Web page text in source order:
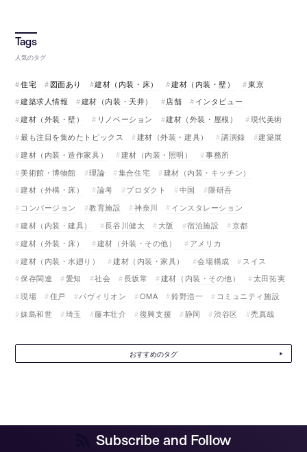
人気のタグ
住宅 図面あり 建材（内装・床） 建材（内装・壁）
東京
建築求人情報
建材（内装・天井） 店舗
インタビュー
建材（外装・壁）
リノベーション 建材（外装・屋根）
現代美術
最も注目を集めたトピックス
建材（外装・建具） 講演録
建築展
建材（内装・造作家具）
建材（内装・照明）
事務所
美術館・博物館
理論 集合住宅
建材（内装・キッチン）
建材（外構・床）
論考 プロダクト 中国
隈研吾
コンバージョン
教育施設 神奈川
インスタレーション
建材（内装・建具）
長谷川健太 大阪 宿泊施設
京都
建材（外装・床）
建材（外装・その他）
アメリカ
建材（内装・水廻り）
建材（内装・家具） 会場構成
スイス
保存関連
愛知 社会 長坂常 建材（内装・その他）
太田拓実
現場
住戸 パヴィリオン OMA 鈴野浩一
コミュニティ施設
妹島和世
埼玉 藤本壮介 復興支援 静岡 渋谷区 禿真哉
おすすめのタグ
Subscribe and Follow